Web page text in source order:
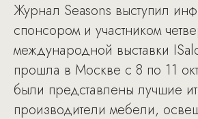
Журнал Seasons выступил
спонсором и участником
международной выставки
прошла в Москве с 8 по 11
были представлены лучшие
производители мебели,